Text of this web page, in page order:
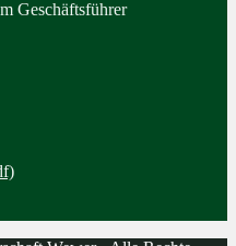
Geschäftsführer